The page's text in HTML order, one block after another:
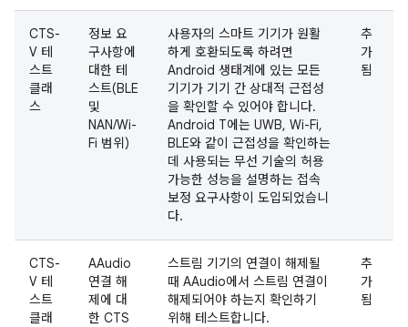
CTS-
V 테
스트
클래
스
정보 요
구사항에
대한 테
스트(BLE
및
NAN/Wi-
Fi 범위)
사용자의 스마트 기기가 원활
하게 호환되도록 하려면
Android 생태계에 있는 모든
기기가 기기 간 상대적 근접성
을 확인할 수 있어야 합니다.
Android T에는 UWB, Wi-Fi,
BLE와 같이 근접성을 확인하는
데 사용되는 무선 기술의 허용
가능한 성능을 설명하는 접속
보정 요구사항이 도입되었습니
다.
추
가
됨
CTS-
V 테
스트
클래
AAudio
연결 해
제에 대
한 CTS
스트림 기기의 연결이 해제될
때 AAudio에서 스트림 연결이
해제되어야 하는지 확인하기
위해 테스트합니다.
추
가
됨